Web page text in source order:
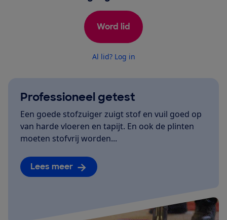
Word lid
Al lid? Log in
Professioneel getest
Een goede stofzuiger zuigt stof en vuil goed op
van harde vloeren en tapijt. En ook de plinten
moeten stofvrij worden...
Lees meer